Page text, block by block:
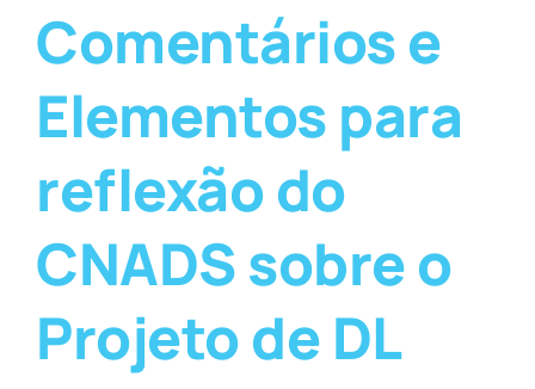
Comentários e
Elementos para
reflexão do
CNADS sobre o
Projeto de DL